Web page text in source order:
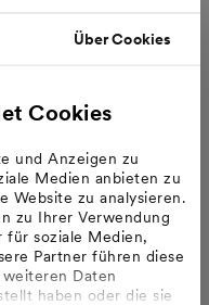
Über Cookies
Cookies
und Anzeigen zu
Medien anbieten zu
Website zu analysieren.
zu Ihrer Verwendung
für soziale Medien,
Partner führen diese
Daten
haben oder die sie
an. Zu den
Projekte mit Wind-
MVV Energie
Energieversorger
in Wörrstadt
Hannover, Brandis
Bochum und in
Windwärts Energie